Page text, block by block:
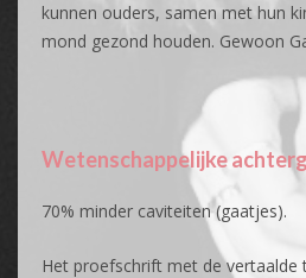
kunnen ouders, samen met hun
mond gezond houden. Gewoon
Wetenschappelijke
70% minder caviteiten (gaatjes).
Het proefschrift met de vertaalde